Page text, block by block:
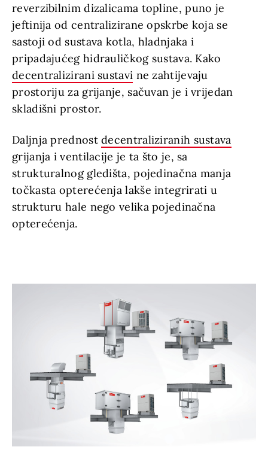
reverzibilnim dizalicama topline, puno je
jeftinija od centralizirane opskrbe koja se
sastoji od sustava kotla, hladnjaka i
pripadajućeg hidrauličkog sustava. Kako
decentralizirani sustavi ne zahtijevaju
prostoriju za grijanje, sačuvan je i vrijedan
skladišni prostor.
Daljnja prednostdecentraliziranih sustava
grijanja i ventilacije je ta što je, sa
strukturalnog gledišta, pojedinačna manja
točkasta opterećenja lakše integrirati u
strukturu hale nego velika pojedinačna
opterećenja.